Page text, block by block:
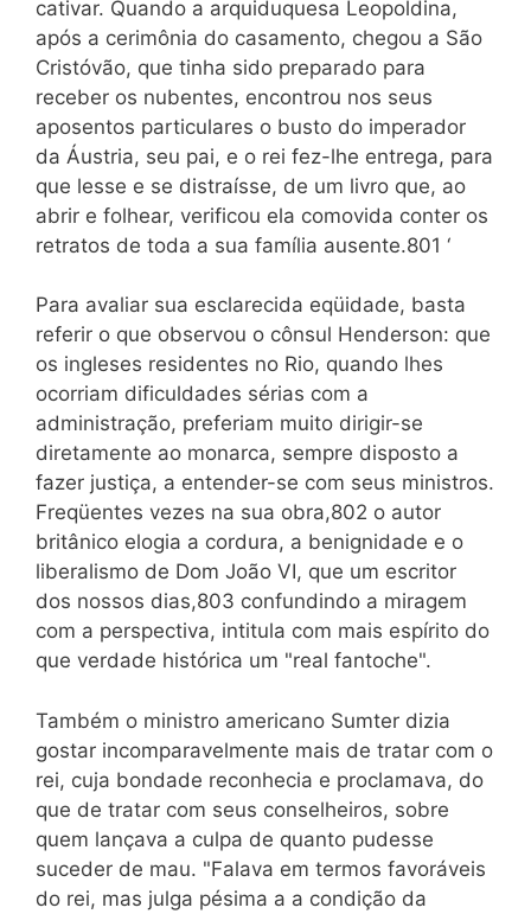
cativar. Quando a arquiduquesa Leopoldina,
após a cerimônia do casamento, chegou a São
Cristóvão, que tinha sido preparado para
receber os nubentes, encontrou nos seus
aposentos particulares o busto do imperador
da Áustria, seu pai, e o rei fez-lhe entrega, para
que lesse e se distraísse, de um livro que, ao
abrir e folhear, verificou ela comovida conter os
retratos de toda a sua família ausente.801 ‘
Para avaliar sua esclarecida eqüidade, basta
referir o que observou o cônsul Henderson: que
os ingleses residentes no Rio, quando lhes
ocorriam dificuldades sérias com a
administração, preferiam muito dirigir-se
diretamente ao monarca, sempre disposto a
fazer justiça, a entender-se com seus ministros.
Freqüentes vezes na sua obra,802 o autor
britânico elogia a cordura, a benignidade e o
liberalismo de Dom João VI, que um escritor
dos nossos dias,803 confundindo a miragem
com a perspectiva, intitula com mais espírito do
que verdade histórica um "real fantoche".
Também o ministro americano Sumter dizia
gostar incomparavelmente mais de tratar com o
rei, cuja bondade reconhecia e proclamava, do
que de tratar com seus conselheiros, sobre
quem lançava a culpa de quanto pudesse
suceder de mau. "Falava em termos favoráveis
do rei, mas julga pésima a a condição da